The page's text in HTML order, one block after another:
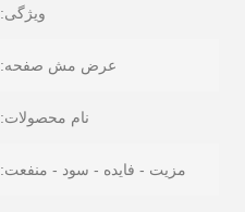
ویژگی:
عرض مش صفحه:
نام محصولات:
مزیت - فایده - سود - منفعت: